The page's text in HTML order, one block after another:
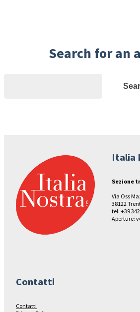
Search for an
Italia
Sezione
Via Oss
38122
tel. +39
Aperture:
Contatti
Contatti